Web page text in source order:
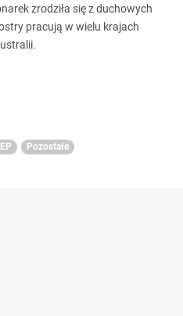
zrodziła się z duchowych
pracują w wielu krajach
Pozostałe